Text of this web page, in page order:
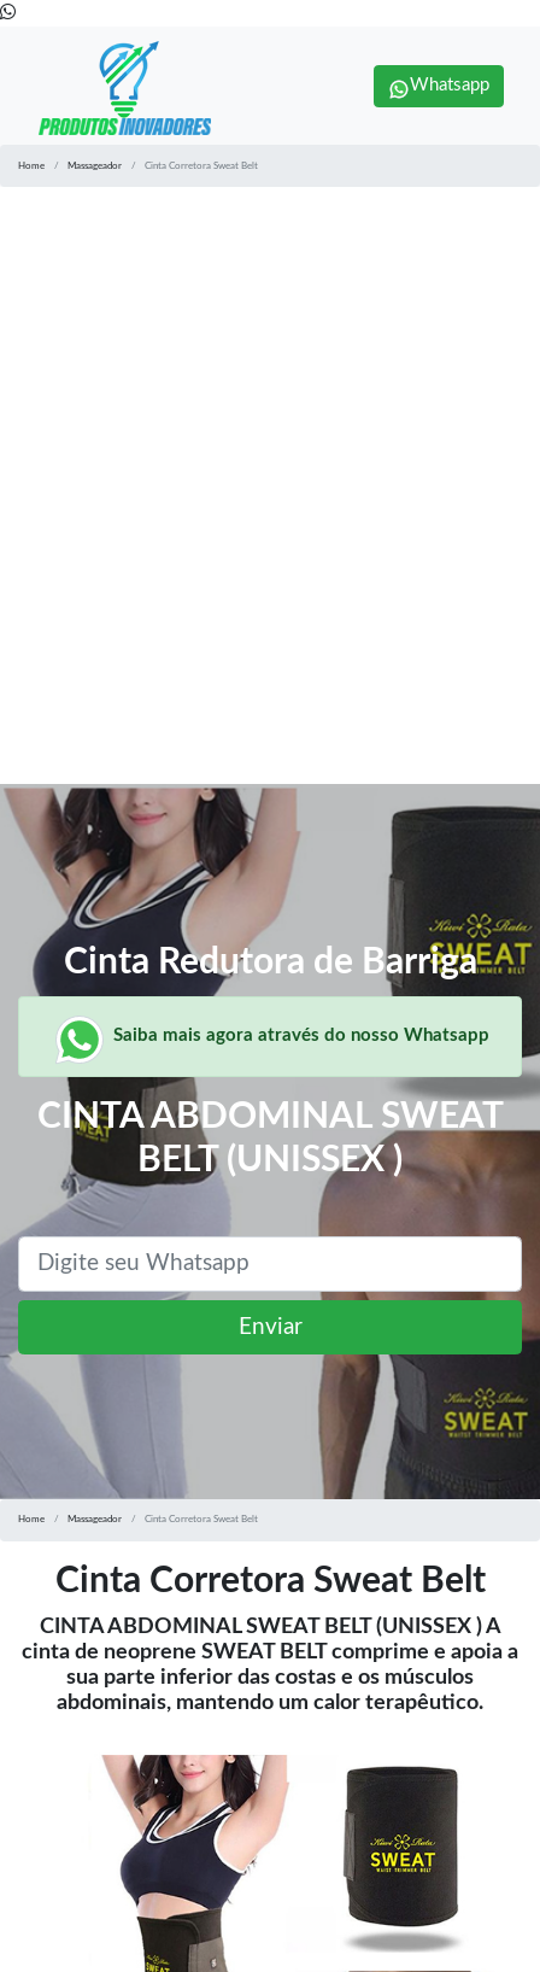
Whatsapp
Home Massageador Cinta Corretora Sweat Belt
Cinta Redutora de Barriga
Saiba mais agora através do nosso Whatsapp
CINTA ABDOMINAL SWEAT
BELT (UNISSEX )
Enviar
Home Massageador Cinta Corretora Sweat Belt
Cinta Corretora Sweat Belt
CINTA ABDOMINAL SWEAT BELT (UNISSEX ) A
cinta de neoprene SWEAT BELT comprime e apoia a
sua parte inferior das costas e os músculos
abdominais, mantendo um calor terapêutico.